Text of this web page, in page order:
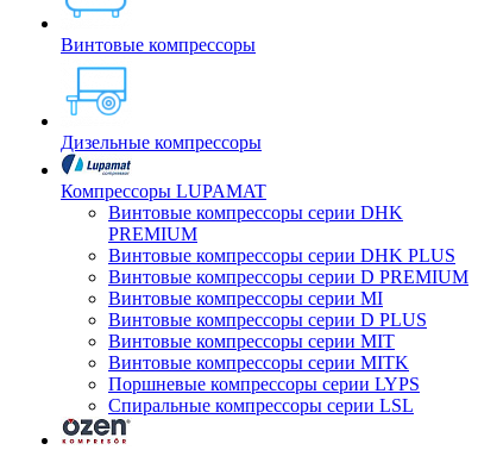
Винтовые компрессоры
Дизельные компрессоры
Компрессоры LUPAMAT
Винтовые компрессоры серии DHK
PREMIUM
Винтовые компрессоры серии DHK PLUS
Винтовые компрессоры серии D PREMIUM
Винтовые компрессоры серии MI
Винтовые компрессоры серии D PLUS
Винтовые компрессоры серии MIT
Винтовые компрессоры серии MITK
Поршневые компрессоры серии LYPS
Спиральные компрессоры серии LSL